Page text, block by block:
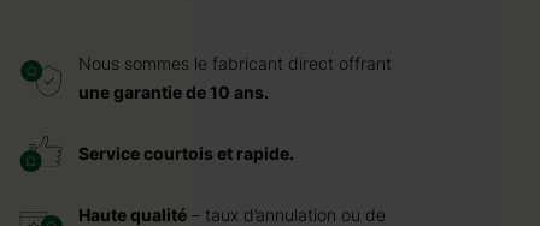
Nous sommes le fabricant direct offrant
une garantie de 10 ans.
Service courtois et rapide.
Haute qualité – taux d’annulation ou de